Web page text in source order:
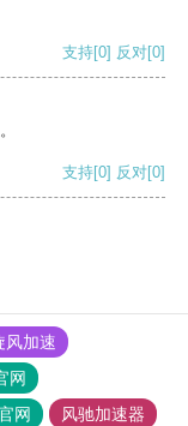
支持[0] 反对[0]
支持[0] 反对[0]
风加速
网
网
风驰加速器